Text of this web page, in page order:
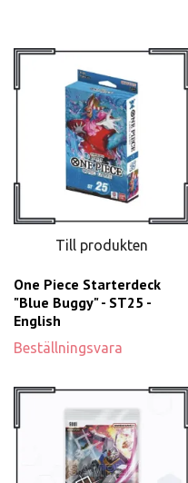
Till produkten
One Piece Starterdeck
"Blue Buggy" - ST25 -
English
Beställningsvara